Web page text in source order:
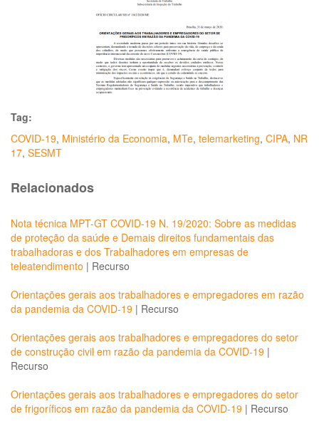
Tag:
COVID-19, Ministério da Economia, MTe, telemarketing, CIPA, NR
17, SESMT
Relacionados
Nota técnica MPT-GT COVID-19 N. 19/2020: Sobre as medidas
de proteção da saúde e Demais direitos fundamentais das
trabalhadoras e dos Trabalhadores em empresas de
teleatendimento | Recurso
Orientações gerais aos trabalhadores e empregadores em razão
da pandemia da COVID-19 | Recurso
Orientações gerais aos trabalhadores e empregadores do setor
de construção civil em razão da pandemia da COVID-19 |
Recurso
Orientações gerais aos trabalhadores e empregadores do setor
de frigoríficos em razão da pandemia da COVID-19 | Recurso